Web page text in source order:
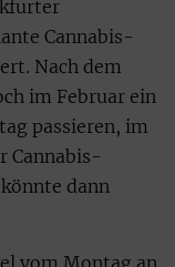
Cannabis-
Nach dem
im Februar ein
passieren, im
Cannabis-
dann
vom Montag an